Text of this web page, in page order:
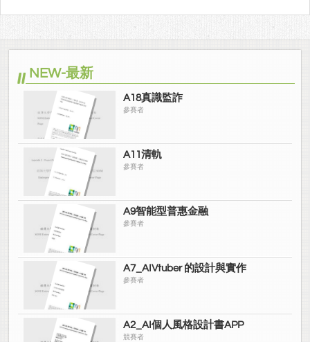
NEW-最新
A18真識監詐
參賽者
A11清軌
參賽者
A9智能型普惠金融
參賽者
A7_AIVtuber 的設計與實作
參賽者
A2_AI個人風格設計書APP
競賽者